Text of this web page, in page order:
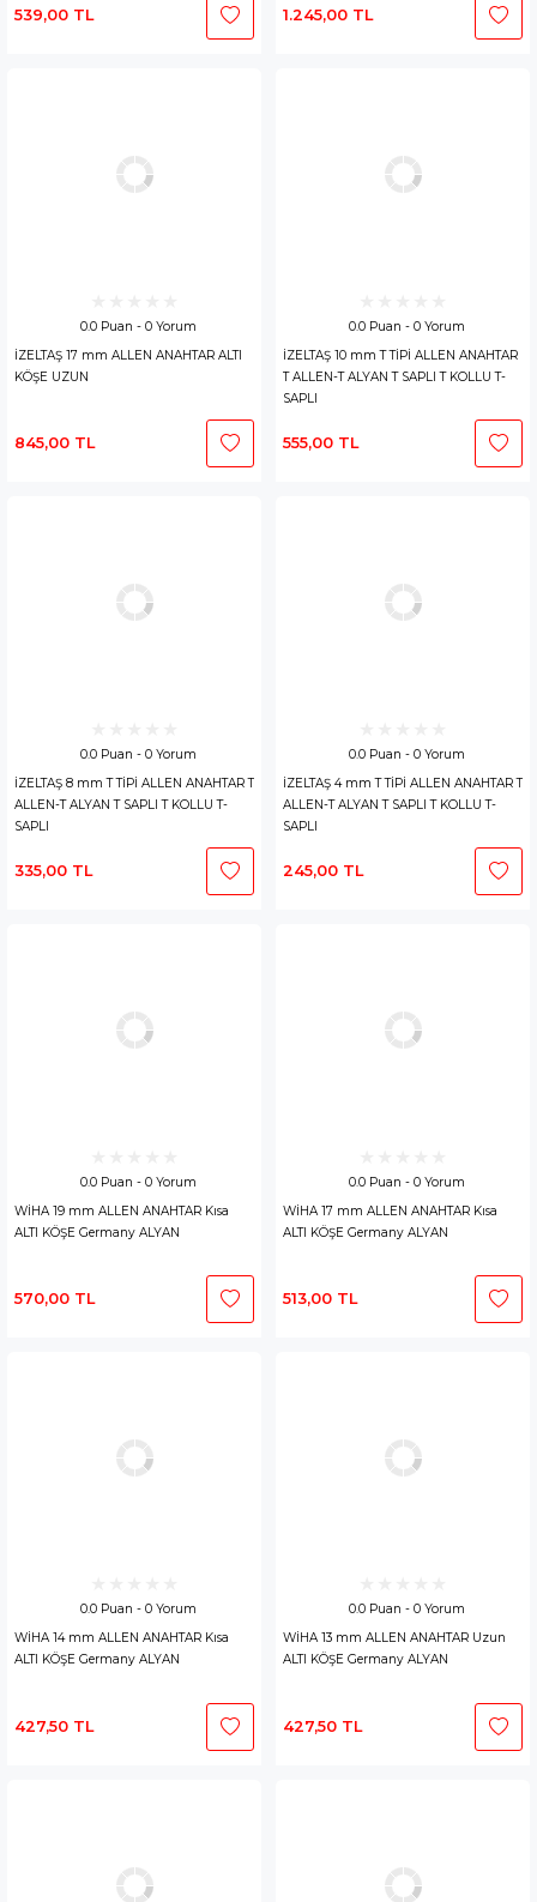
539,00 TL 1.245,00 TL
0.0 Puan - 0 Yorum
İZELTAŞ 17 mm ALLEN ANAHTAR ALTI
KÖŞE UZUN
845,00 TL
0.0 Puan - 0 Yorum
İZELTAŞ 10 mm T TİPİ ALLEN ANAHTAR
T ALLEN-T ALYAN T SAPLI T KOLLU T-
SAPLI
555,00 TL
0.0 Puan - 0 Yorum
İZELTAŞ 8 mm T TİPİ ALLEN ANAHTAR T
ALLEN-T ALYAN T SAPLI T KOLLU T-
SAPLI
335,00 TL
0.0 Puan - 0 Yorum
İZELTAŞ 4 mm T TİPİ ALLEN ANAHTAR T
ALLEN-T ALYAN T SAPLI T KOLLU T-
SAPLI
245,00 TL
0.0 Puan - 0 Yorum
WİHA 19 mm ALLEN ANAHTAR Kısa
ALTI KÖŞE Germany ALYAN
570,00 TL
0.0 Puan - 0 Yorum
WİHA 17 mm ALLEN ANAHTAR Kısa
ALTI KÖŞE Germany ALYAN
513,00 TL
0.0 Puan - 0 Yorum
WİHA 14 mm ALLEN ANAHTAR Kısa
ALTI KÖŞE Germany ALYAN
427,50 TL
0.0 Puan - 0 Yorum
WİHA 13 mm ALLEN ANAHTAR Uzun
ALTI KÖŞE Germany ALYAN
427,50 TL